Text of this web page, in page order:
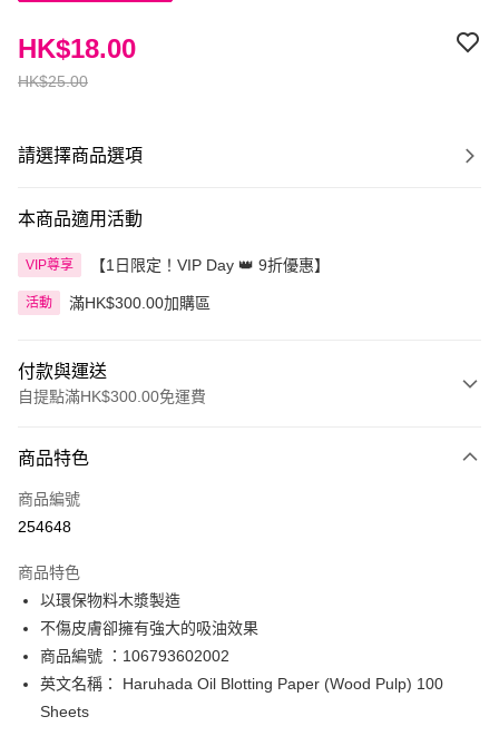
HK$25.00
HK$18.00
請選擇商品選項
本商品適用活動
VIP尊享 【1日限定！VIP Day 👑 9折優惠】
活動 滿HK$300.00加購區
付款與運送
自提點滿HK$300.00免運費
信用卡
Apple Pay
PayMe
WeChat Pay
BoC Pay
商品特色
商品編號
254648
商品特色
以環保物料木漿製造
不傷皮膚卻擁有強大的吸油效果
商品編號 ：106793602002
英文名稱： Haruhada Oil Blotting Paper (Wood Pulp) 100
Sheets